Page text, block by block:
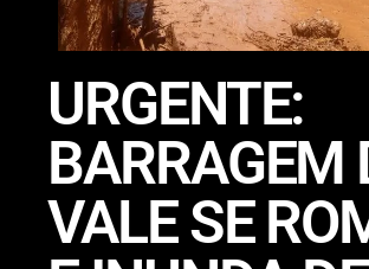
URGENTE:
BARRAGEM
VALE SE